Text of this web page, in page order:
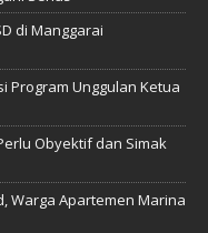
di Manggarai
Program Unggulan Ketua
Obyektif dan Simak
Warga Apartemen Marina